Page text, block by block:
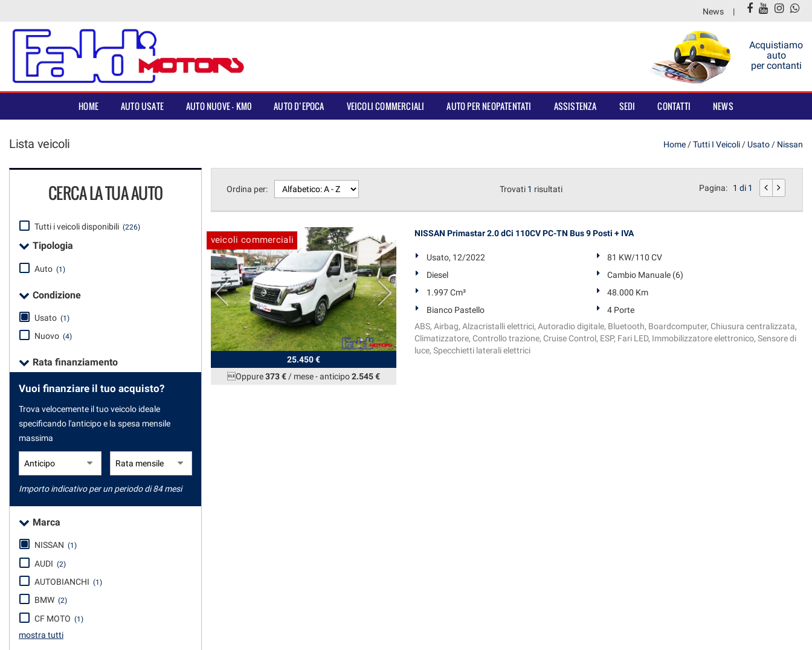
AUTO USATE
AUTO D’EPOCA
AUTO PER NEOPATENTATI
ASSISTENZA
SEDI
CONTATTI
NEWS
NEWS
News
Acquistiamo
auto
per contanti
HOME AUTO USATE AUTO NUOVE – KM0 AUTO D’EPOCA VEICOLI COMMERCIALI AUTO PER NEOPATENTATI ASSISTENZA SEDI CONTATTI NEWS
Lista veicoli Home /Tutti I Veicoli / Usato / Nissan
CERCA LA TUA AUTO
Tutti i veicoli disponibili (226)
Tipologia
Auto (1)
Condizione
Usato (1)
Nuovo (4)
Rata finanziamento
Vuoi finanziare il tuo acquisto?
Trova velocemente il tuo veicolo ideale
specificando l'anticipo e la spesa mensile
massima
Importo indicativo per un periodo di 84 mesi
Marca
NISSAN (1)
AUDI (2)
AUTOBIANCHI (1)
BMW (2)
CF MOTO (1)
mostra tutti
Ordina per: Trovati 1 risultati Pagina: 1 di 1
25.450 €
Oppure373 € / mese-anticipo2.545 €
veicoli commerciali
NISSAN Primastar 2.0 dCi 110CV PC-TN Bus 9 Posti + IVA
Usato, 12/2022
81 KW/110 CV
Diesel
Cambio Manuale (6)
1.997 Cm³
48.000 Km
Bianco Pastello
4 Porte
ABS, Airbag, Alzacristalli elettrici, Autoradio digitale, Bluetooth, Boardcomputer, Chiusura centralizzata,
Climatizzatore, Controllo trazione, Cruise Control, ESP, Fari LED, Immobilizzatore elettronico, Sensore di
luce, Specchietti laterali elettrici
tue
preferenze
consenso
Il
pannello
consente
esprimere
preferenze
consenso
tecnologie
di
tracciamento
adottiamo
per
offrire
svolgere
le
attività
di
seguito
Per
maggiori
sull'utilità
e
funzionamento
di
strumenti
di
tracciamento
si
rimanda
alla
cookie